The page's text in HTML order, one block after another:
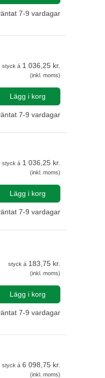
7-9 vardagar
styck á 1 036,25 kr.
(inkl. moms)
Lägg i korg
7-9 vardagar
styck á 1 036,25 kr.
(inkl. moms)
Lägg i korg
7-9 vardagar
styck á 183,75 kr.
(inkl. moms)
Lägg i korg
7-9 vardagar
styck á 6 098,75 kr.
(inkl. moms)